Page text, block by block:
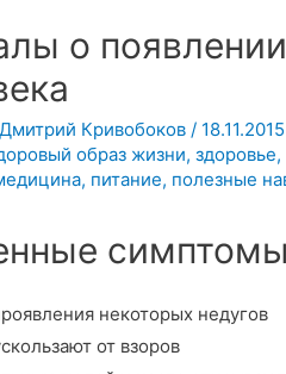
о
Дмитрий Кривобоков / 18.11.2015
образ жизни,здоровье,
, питание, полезные
некоторых недугов
от взоров